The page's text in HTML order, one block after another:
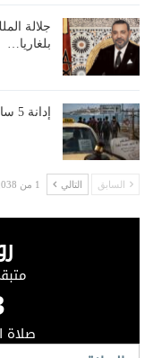
جلالة
بلغاريا…
إدانة 5 سائقين بعد أحداث الهجرة الجماعية
السابق التالي 1 من 4,038